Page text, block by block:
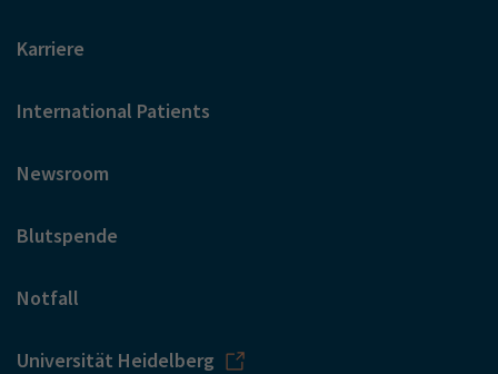
Karriere
International Patients
Newsroom
Blutspende
Notfall
Universität Heidelberg